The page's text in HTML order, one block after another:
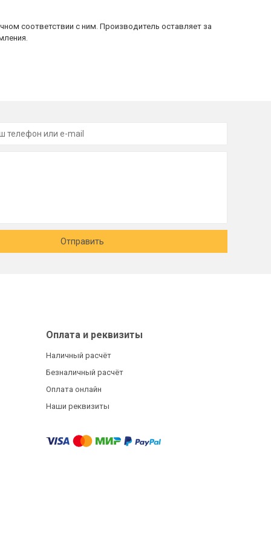
соответствии с ним. Производитель оставляет за
Отправить
Оплата и реквизиты
Наличный расчёт
Безналичный расчёт
Оплата онлайн
Наши реквизиты